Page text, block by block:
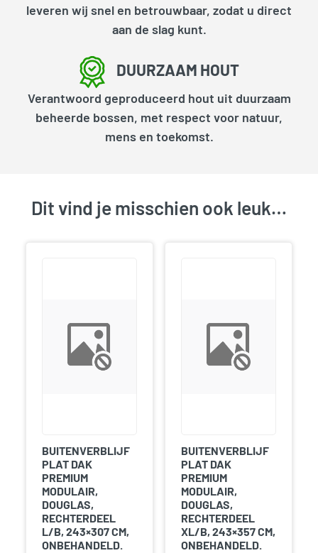
leveren wij snel en betrouwbaar, zodat u direct
aan de slag kunt.
DUURZAAM HOUT
Verantwoord geproduceerd hout uit duurzaam
beheerde bossen, met respect voor natuur,
mens en toekomst.
Dit vind je misschien ook leuk…
BUITENVERBLIJF
PLAT DAK
PREMIUM
MODULAIR,
DOUGLAS,
RECHTERDEEL
L/B, 243×307 CM,
ONBEHANDELD.
BUITENVERBLIJF
PLAT DAK
PREMIUM
MODULAIR,
DOUGLAS,
RECHTERDEEL
XL/B, 243×357 CM,
ONBEHANDELD.